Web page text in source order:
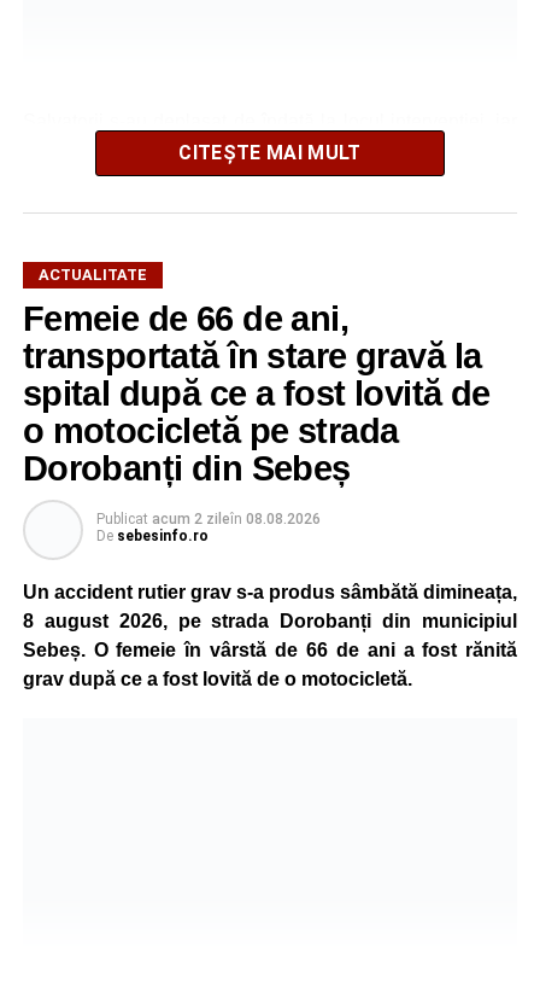
după o operațiune de scurtă durată au reușit să extragă
animalul în siguranță. Cățelul a fost scos teafăr și
nevătămat, spre bucuria celor care au asistat la
Pentru pompierii din Sebeș, fiecare misiune este
importantă, indiferent dacă este vorba despre salvarea
unei persoane sau a unui animal.
„Pentru noi, fiecare viață contează!”, au transmis
reprezentanții ISU Alba.
Adaugă-ne ca sursă preferată
Urmărește-ne pe Google News
Ultimele știri din Sebeș
CITEȘTE MAI MULT
ACTUALITATE
Femeie de 66 de ani,
transportată în stare gravă la
spital după ce a fost lovită de
o motocicletă pe strada
Dorobanți din Sebeș
Publicat acum 2 zileîn 08.08.2026
De sebesinfo.ro
Un accident rutier grav s-a produs sâmbătă dimineața,
8 august 2026, pe strada Dorobanți din municipiul
Sebeș. O femeie în vârstă de 66 de ani a fost rănită
grav după ce a fost lovită de o motocicletă.